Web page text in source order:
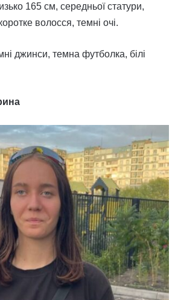
165 см, середньої статури,
волосся, темні очі.
джинси, темна футболка, білі